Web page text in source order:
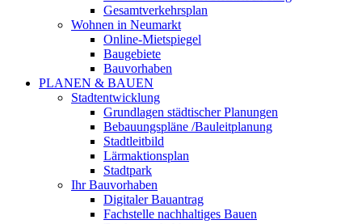
Gesamtverkehrsplan
Wohnen in Neumarkt
Online-Mietspiegel
Baugebiete
Bauvorhaben
PLANEN & BAUEN
Stadtentwicklung
Grundlagen städtischer Planungen
Bebauungspläne /Bauleitplanung
Stadtleitbild
Lärmaktionsplan
Stadtpark
Ihr Bauvorhaben
Digitaler Bauantrag
Fachstelle nachhaltiges Bauen